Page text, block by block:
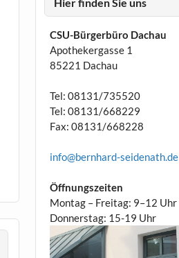
CSU-Bürgerbüro Dachau
Apothekergasse 1
85221 Dachau
Tel: 08131/735520
Tel: 08131/668229
Fax: 08131/668228
info@bernhard-seidenath.de
Öffnungszeiten
Montag – Freitag: 9–12 Uhr
Donnerstag: 15-19 Uhr